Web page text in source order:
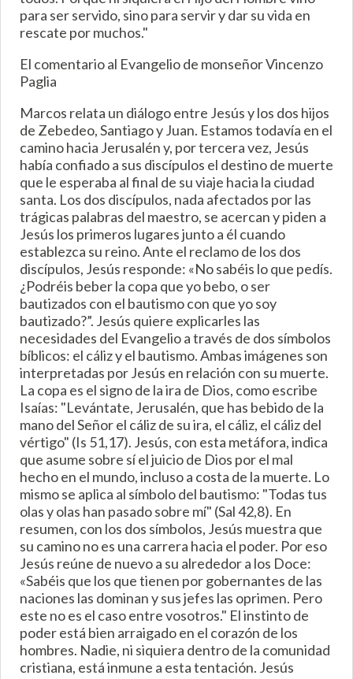
para ser servido, sino para servir y dar su vida en
rescate por muchos."
El comentario al Evangelio de monseñor Vincenzo
Paglia
Marcos relata un diálogo entre Jesús y los dos hijos
de Zebedeo, Santiago y Juan. Estamos todavía en el
camino hacia Jerusalén y, por tercera vez, Jesús
había confiado a sus discípulos el destino de muerte
que le esperaba al final de su viaje hacia la ciudad
santa. Los dos discípulos, nada afectados por las
trágicas palabras del maestro, se acercan y piden a
Jesús los primeros lugares junto a él cuando
establezca su reino. Ante el reclamo de los dos
discípulos, Jesús responde: «No sabéis lo que pedís.
¿Podréis beber la copa que yo bebo, o ser
bautizados con el bautismo con que yo soy
bautizado?”. Jesús quiere explicarles las
necesidades del Evangelio a través de dos símbolos
bíblicos: el cáliz y el bautismo. Ambas imágenes son
interpretadas por Jesús en relación con su muerte.
La copa es el signo de la ira de Dios, como escribe
Isaías: "Levántate, Jerusalén, que has bebido de la
mano del Señor el cáliz de su ira, el cáliz, el cáliz del
vértigo" (Is 51,17). Jesús, con esta metáfora, indica
que asume sobre sí el juicio de Dios por el mal
hecho en el mundo, incluso a costa de la muerte. Lo
mismo se aplica al símbolo del bautismo: "Todas tus
olas y olas han pasado sobre mí" (Sal 42,8). En
resumen, con los dos símbolos, Jesús muestra que
su camino no es una carrera hacia el poder. Por eso
Jesús reúne de nuevo a su alrededor a los Doce:
«Sabéis que los que tienen por gobernantes de las
naciones las dominan y sus jefes las oprimen. Pero
este no es el caso entre vosotros." El instinto de
poder está bien arraigado en el corazón de los
hombres. Nadie, ni siquiera dentro de la comunidad
cristiana, está inmune a esta tentación. Jesús